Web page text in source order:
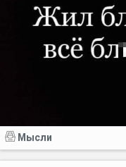
Мысли